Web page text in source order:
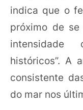
indica que o
próximo de
intensidade
históricos”. A
consistente
do mar nos